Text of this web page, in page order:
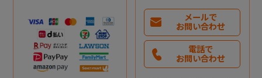
メールで
お問い合わせ
電話で
お問い合わせ